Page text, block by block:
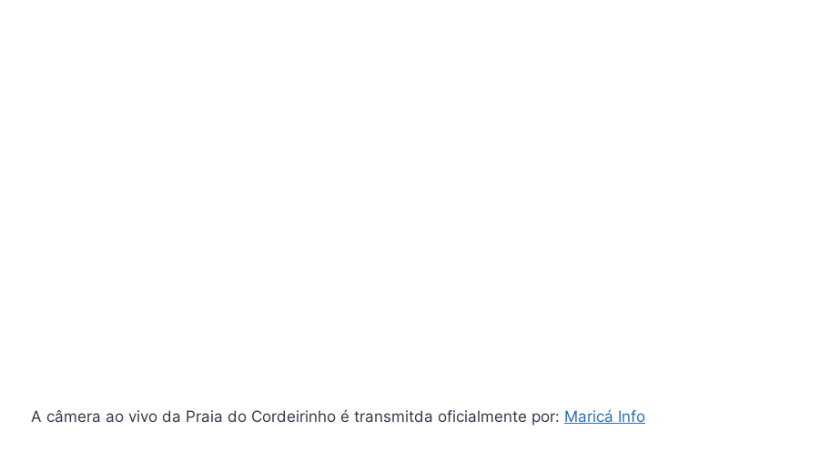
A câmera ao vivo da Praia do Cordeirinho é transmitda oficialmente por: Maricá Info